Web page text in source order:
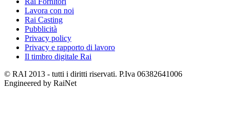
Lavora con noi
Rai Casting
Pubblicità
Privacy policy
Privacy e rapporto di lavoro
Il timbro digitale Rai
© RAI 2013 - tutti i diritti riservati. P.Iva 06382641006
Engineered by RaiNet